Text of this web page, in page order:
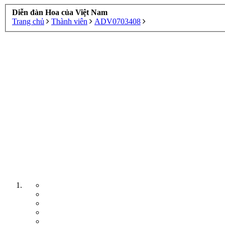
Diễn đàn Hoa của Việt Nam
Trang chủ
Thành viên ADV0703408